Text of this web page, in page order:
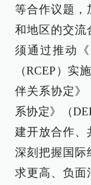
等合作议题，
和地区的交流
须通过推动
（RCEP）实
伴关系协定》
系协定》（
建开放合作、
深刻把握国际
求更高、负面